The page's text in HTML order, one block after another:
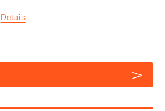
Details